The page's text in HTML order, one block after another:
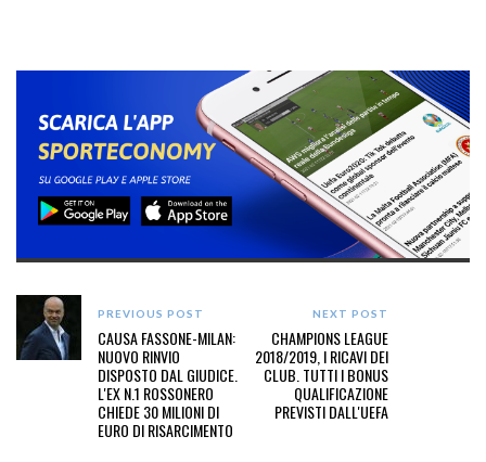
PREVIOUS POST
CAUSA FASSONE-MILAN:
NUOVO RINVIO
DISPOSTO DAL GIUDICE.
L'EX N.1 ROSSONERO
CHIEDE 30 MILIONI DI
EURO DI RISARCIMENTO
NEXT POST
CHAMPIONS LEAGUE
2018/2019, I RICAVI DEI
CLUB. TUTTI I BONUS
QUALIFICAZIONE
PREVISTI DALL'UEFA